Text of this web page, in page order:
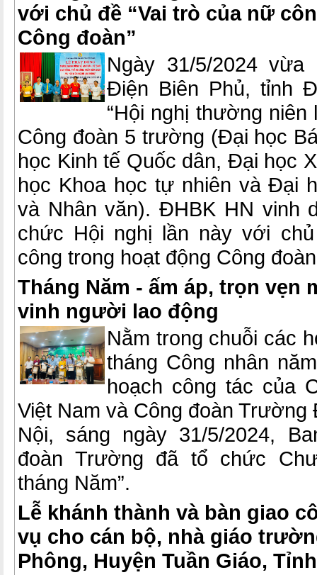
với chủ đề “Vai trò của nữ
Công đoàn”
Ngày 31/5/2024
Điện Biên Phủ, tỉnh
“Hội nghị thường niên
Công đoàn 5 trường (Đại học
học Kinh tế Quốc dân, Đại học
học Khoa học tự nhiên và Đại
và Nhân văn). ĐHBK HN vinh
chức Hội nghị lần này với
công trong hoạt động Công
Tháng Năm - ấm áp, trọn vẹn
vinh người lao động
Nằm trong chuỗi các
tháng Công nhân
hoạch công tác của
Việt Nam và Công đoàn
Nội, sáng ngày 31/5/2024,
đoàn Trường đã tổ chức
tháng Năm”.
Lễ khánh thành và bàn giao
vụ cho cán bộ, nhà giáo
Phông, Huyện Tuần Giáo,